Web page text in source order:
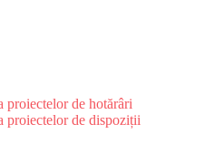
proiectelor de hotărâri
proiectelor de dispoziții